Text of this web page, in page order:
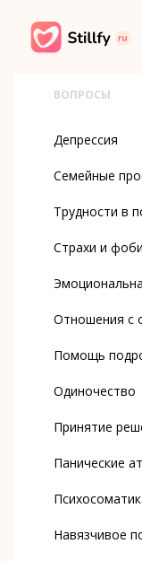
ВОПРОСЫ
Депрессия
Семейные
Трудности в
Страхи и
Отношения с
Помощь
Одиночество
Принятие
Панические
Навязчивое